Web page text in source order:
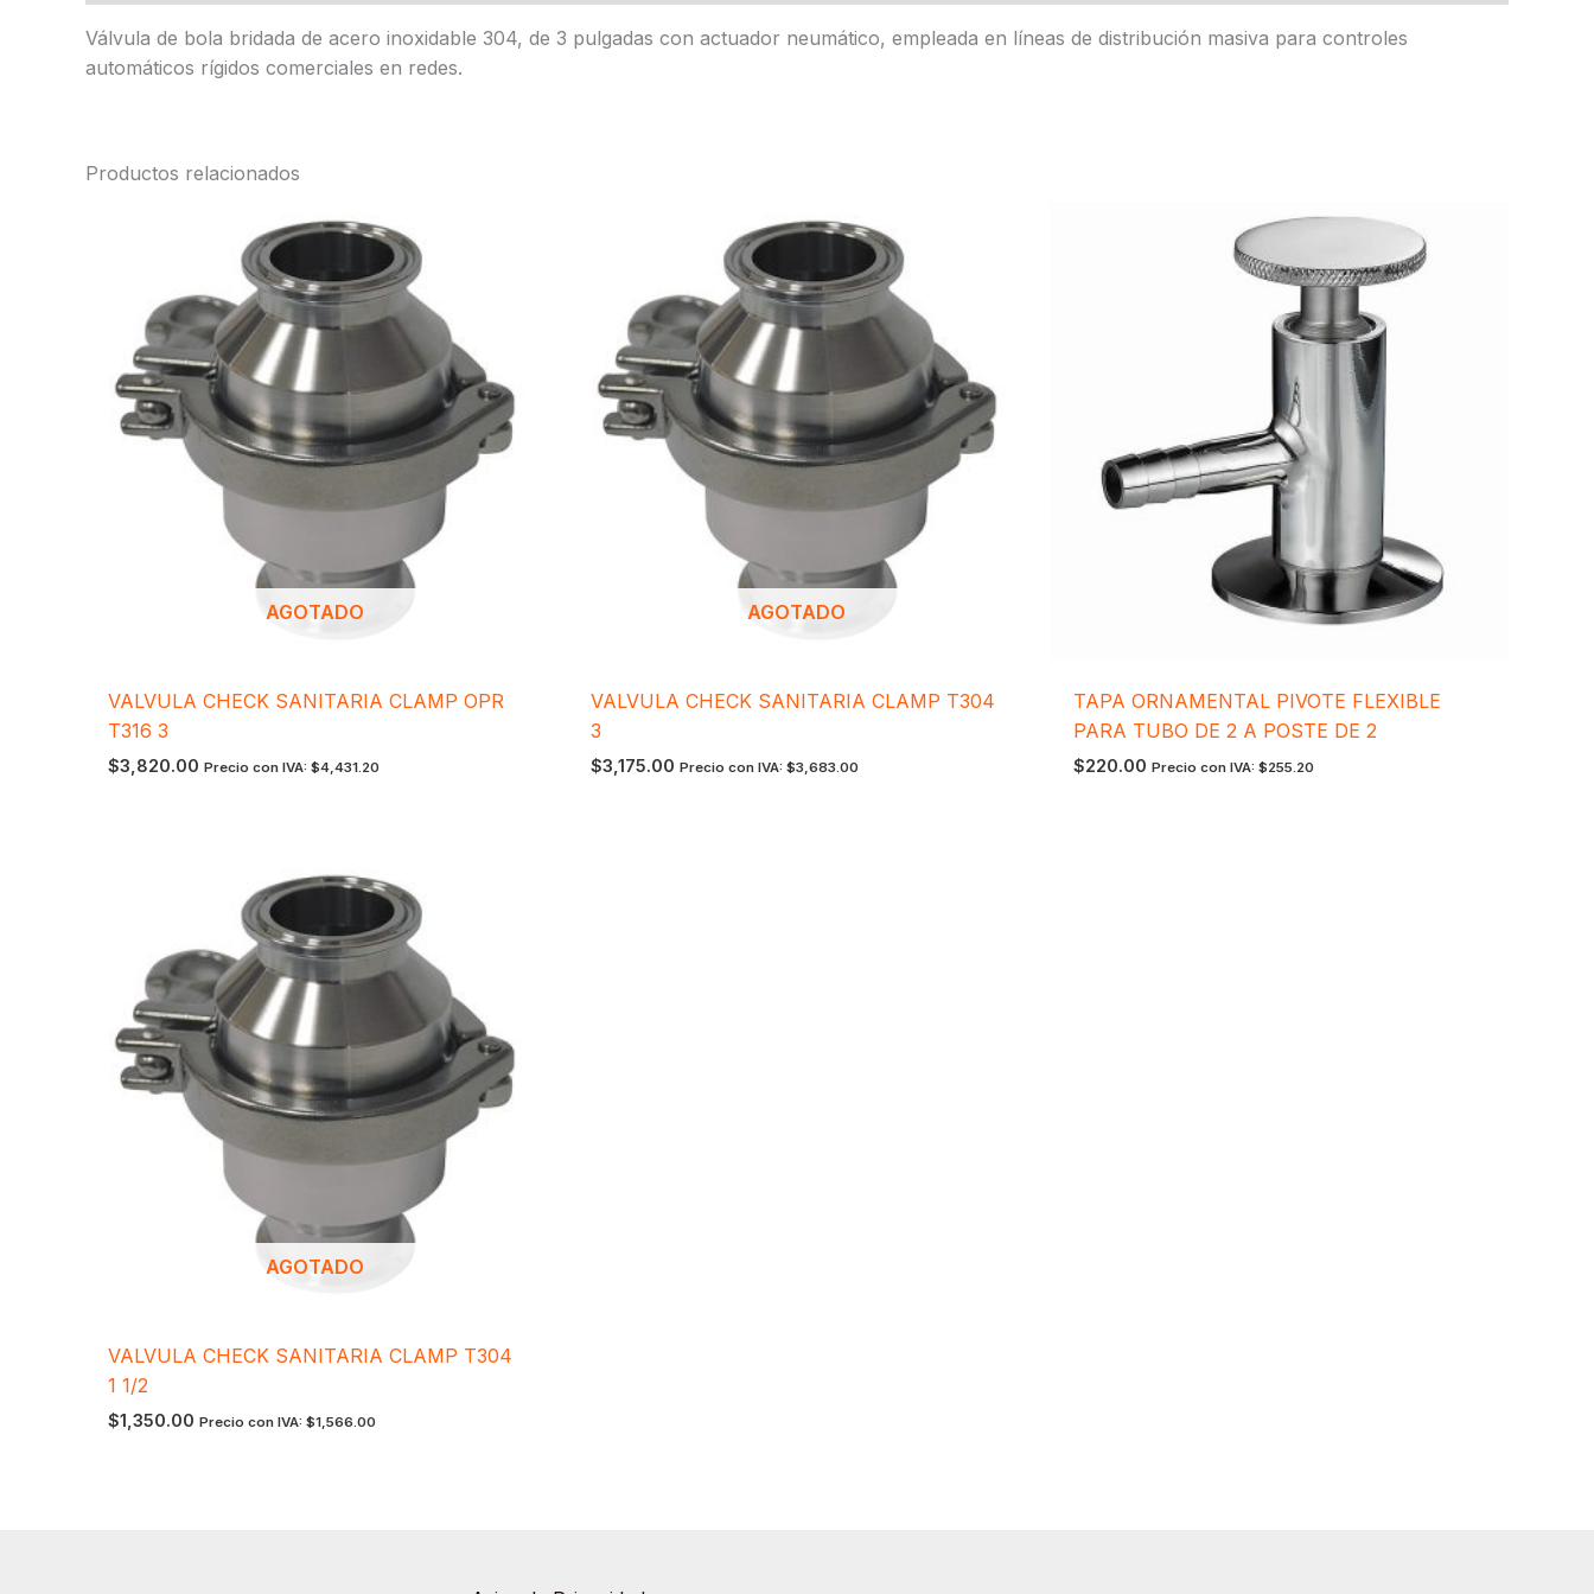
Válvula de bola bridada de acero inoxidable 304, de 3 pulgadas con actuador neumático, empleada en líneas de distribución masiva para controles
automáticos rígidos comerciales en redes.
Productos relacionados
AGOTADO
VALVULA CHECK SANITARIA CLAMP OPR
T316 3
$3,820.00 Precio con IVA:$4,431.20
AGOTADO
VALVULA CHECK SANITARIA CLAMP T304
3
$3,175.00 Precio con IVA: $3,683.00
TAPA ORNAMENTAL PIVOTE FLEXIBLE
PARA TUBO DE 2 A POSTE DE 2
$220.00 Precio con IVA: $255.20
AGOTADO
VALVULA CHECK SANITARIA CLAMP T304
1 1/2
$1,350.00 Precio con IVA:$1,566.00